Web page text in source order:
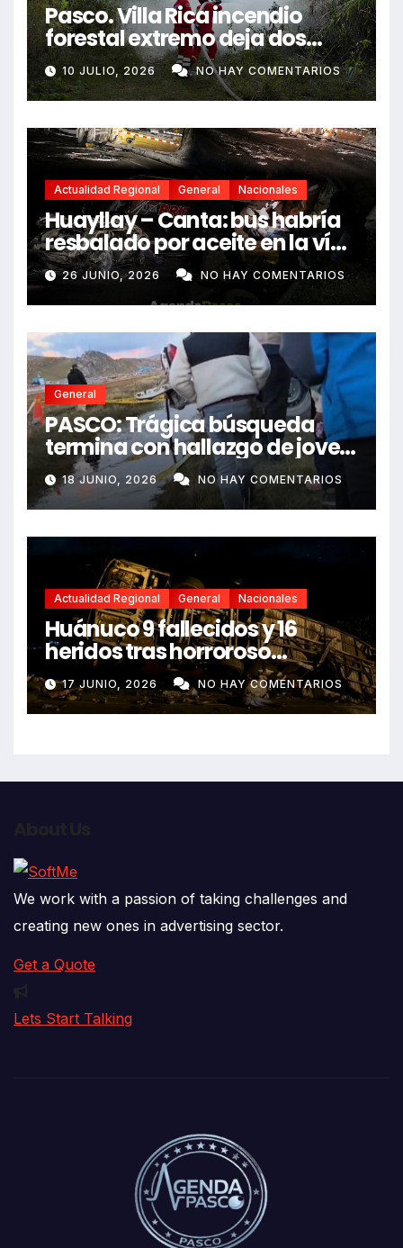
Pasco. Villa Rica incendio
forestal extremo deja dos
fallecidos y heridos
10 JULIO, 2026 NO HAY COMENTARIOS
Actualidad Regional General Nacionales
Huayllay – Canta: bus habría
resbalado por aceite en la vía
e impactó auto siniestrado
dejando dos fallecidos
26 JUNIO, 2026 NO HAY COMENTARIOS
General
PASCO: Trágica búsqueda
termina con hallazgo de joven
sin vida en Rancas
18 JUNIO, 2026 NO HAY COMENTARIOS
Actualidad Regional General Nacionales
Huánuco 9 fallecidos y 16
heridos tras horroroso
despiste de bus Real Chancas
que impactó contra vivienda
17 JUNIO, 2026 NO HAY COMENTARIOS
We work with a passion of taking challenges and
creating new ones in advertising sector.
Get a Quote
Lets Start Talking